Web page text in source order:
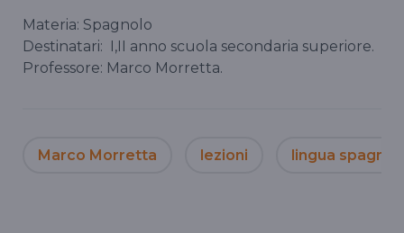
Materia: Spagnolo
Destinatari: I,II anno scuola secondaria superiore.
Professore: Marco Morretta.
Marco Morretta lezioni lingua